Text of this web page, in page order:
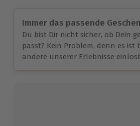
Immer das passende
Du bist Dir nicht sicher, ob Dein
passt? Kein Problem, denn es ist
andere unserer Erlebnisse